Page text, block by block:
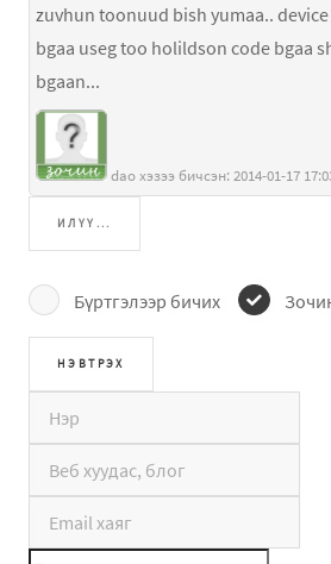
zuvhun toonuud bish yumaa..
bgaa useg too holildson code bgaa
bgaan...
ИЛҮҮ...
Бүртгэлээр бичих